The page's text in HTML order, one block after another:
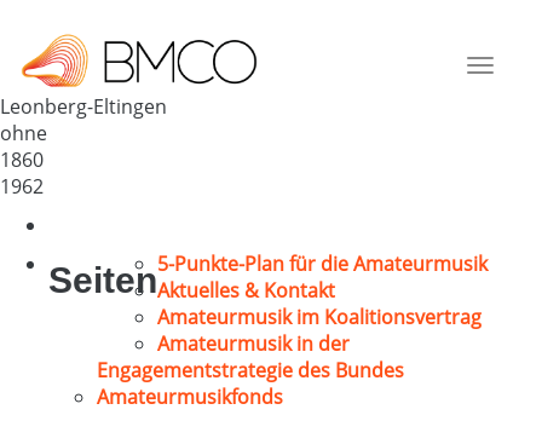
Toggle
Deutschland
71229
Leonberg-Eltingen
ohne
1860
1962
Seiten5-Punkte-Plan für die Amateurmusik
Aktuelles & Kontakt
Amateurmusik im Koalitionsvertrag
Amateurmusik in der
Engagementstrategie des Bundes
Amateurmusikfonds